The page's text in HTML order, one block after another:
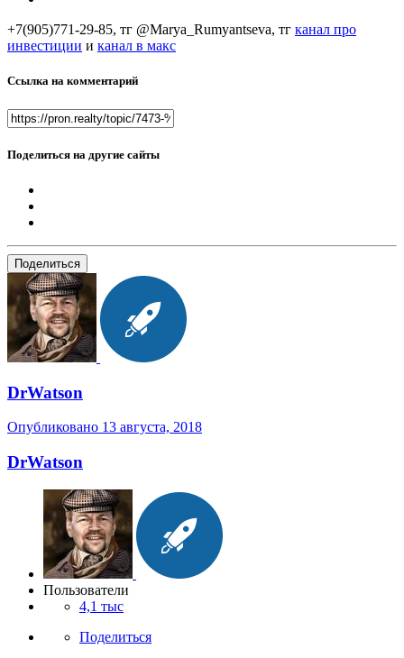
+7(905)771-29-85, тг @Marya_Rumyantseva, тг канал про
инвестиции и канал в макс
Ссылка на комментарий
Поделиться на другие сайты
Поделиться
DrWatson
Опубликовано 13 августа, 2018
DrWatson
Пользователи
4,1 тыс
Поделиться